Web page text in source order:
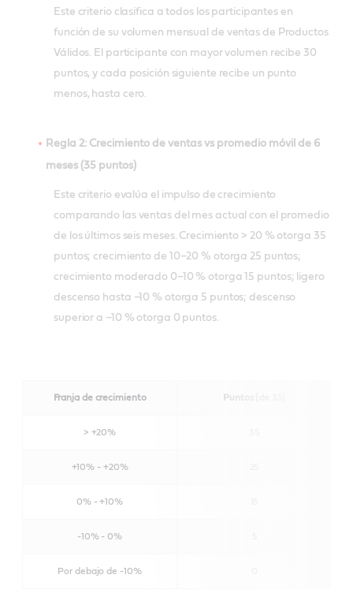
Este criterio clasifica a todos los participantes en
función de su volumen mensual de ventas de Productos
Válidos. El participante con mayor volumen recibe 30
puntos, y cada posición siguiente recibe un punto
menos, hasta cero.
Regla 2: Crecimiento de ventas vs promedio móvil de 6
meses (35 puntos)
Este criterio evalúa el impulso de crecimiento
comparando las ventas del mes actual con el promedio
de los últimos seis meses. Crecimiento > 20 % otorga 35
puntos; crecimiento de 10–20 % otorga 25 puntos;
crecimiento moderado 0–10 % otorga 15 puntos; ligero
descenso hasta –10 % otorga 5 puntos; descenso
superior a –10 % otorga 0 puntos.
Franja de crecimiento Puntos (de 35
> +20%
+10% - +20%
0% - +10%
-10% - 0%
Por debajo de -10%